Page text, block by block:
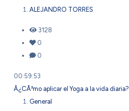
ALEJANDRO TORRES
3128
0
0
00:59:53
Â¿CÃ³mo aplicar el Yoga a la vida diaria?
General